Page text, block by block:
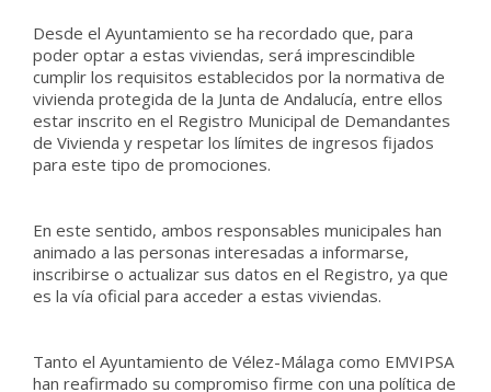
Desde el Ayuntamiento se ha recordado que, para
poder optar a estas viviendas, será imprescindible
cumplir los requisitos establecidos por la normativa de
vivienda protegida de la Junta de Andalucía, entre ellos
estar inscrito en el Registro Municipal de Demandantes
de Vivienda y respetar los límites de ingresos fijados
para este tipo de promociones.
En este sentido, ambos responsables municipales han
animado a las personas interesadas a informarse,
inscribirse o actualizar sus datos en el Registro, ya que
es la vía oficial para acceder a estas viviendas.
Tanto el Ayuntamiento de Vélez-Málaga como EMVIPSA
han reafirmado su compromiso firme con una política de